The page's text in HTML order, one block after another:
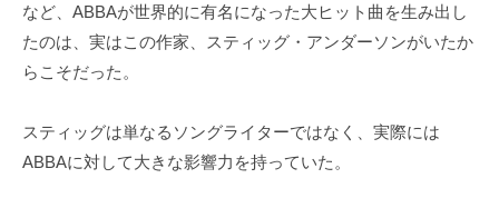
など、ABBAが世界的に有名になった大ヒット曲を生み出し
たのは、実はこの作家、スティッグ・アンダーソンがいたか
らこそだった。
スティッグは単なるソングライターではなく、実際には
ABBAに対して大きな影響力を持っていた。